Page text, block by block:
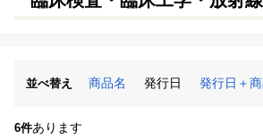
並べ替え 商品名 発行日 発行日＋
6件あります